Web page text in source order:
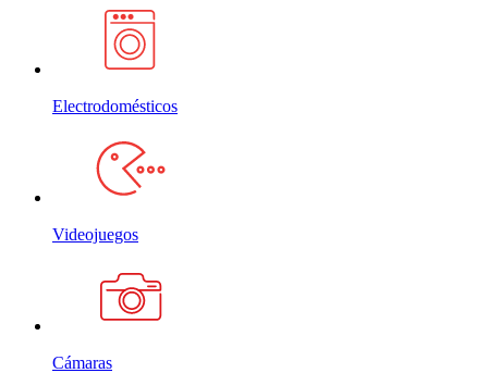
Electrodomésticos
Videojuegos
Cámaras